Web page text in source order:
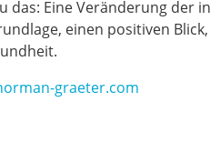
das: Eine Veränderung der
einen positiven
graeter.com